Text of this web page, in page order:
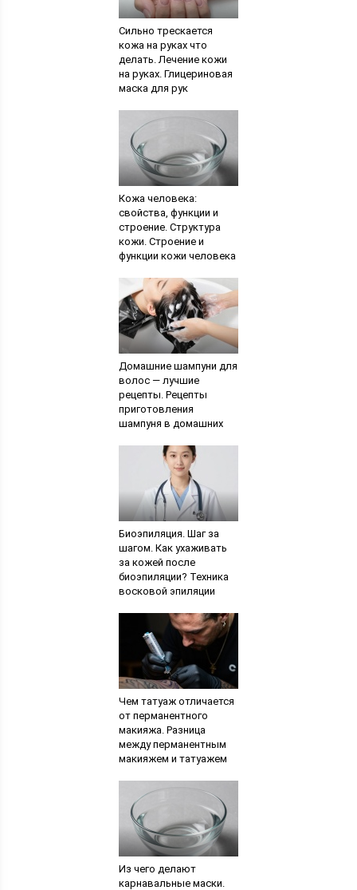
Сильно трескается
кожа на руках что
делать. Лечение кожи
на руках. Глицериновая
маска для рук
Кожа человека:
свойства, функции и
строение. Структура
кожи. Строение и
функции кожи человека
Домашние шампуни для
волос — лучшие
рецепты. Рецепты
приготовления
шампуня в домашних
Биоэпиляция. Шаг за
шагом. Как ухаживать
за кожей после
биоэпиляции? Техника
восковой эпиляции
Чем татуаж отличается
от перманентного
макияжа. Разница
между перманентным
макияжем и татуажем
Из чего делают
карнавальные маски.